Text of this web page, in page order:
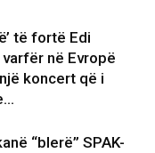
të fortë Edi
në Evropë
koncert që i
“blerë” SPAK-